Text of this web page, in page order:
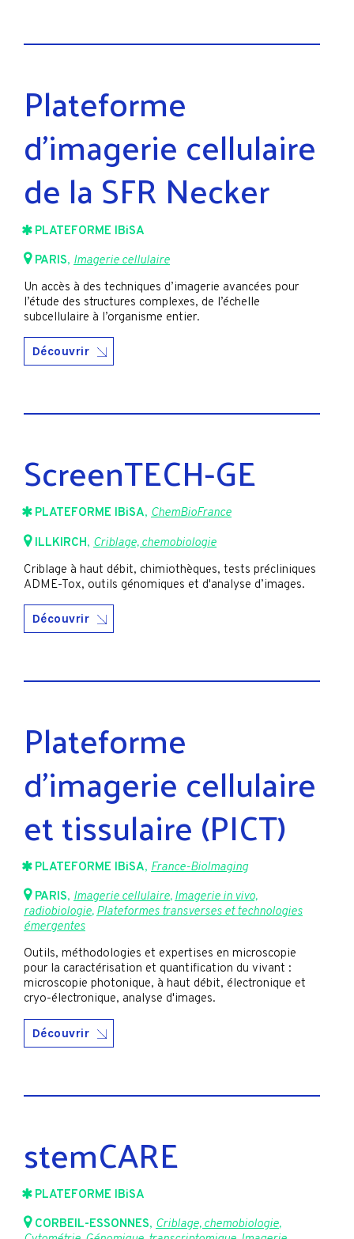
Plateforme
d’imagerie cellulaire
de la SFR Necker
PLATEFORME IBiSA
PARIS, Imagerie cellulaire
Un accès à des techniques d’imagerie avancées pour
l’étude des structures complexes, de l’échelle
subcellulaire à l’organisme entier.
Découvrir
ScreenTECH-GE
PLATEFORME IBiSA, ChemBioFrance
ILLKIRCH, Criblage, chemobiologie
Criblage à haut débit, chimiothèques, tests précliniques
ADME-Tox, outils génomiques et d'analyse d’images.
Découvrir
Plateforme
d'imagerie cellulaire
et tissulaire (PICT)
PLATEFORME IBiSA, France-BioImaging
PARIS, Imagerie cellulaire,Imagerie in vivo,
radiobiologie,Plateformes transverses et technologies
émergentes
Outils, méthodologies et expertises en microscopie
pour la caractérisation et quantification du vivant :
microscopie photonique, à haut débit, électronique et
cryo-électronique, analyse d'images.
Découvrir
stemCARE
PLATEFORME IBiSA
CORBEIL-ESSONNES, Criblage, chemobiologie,